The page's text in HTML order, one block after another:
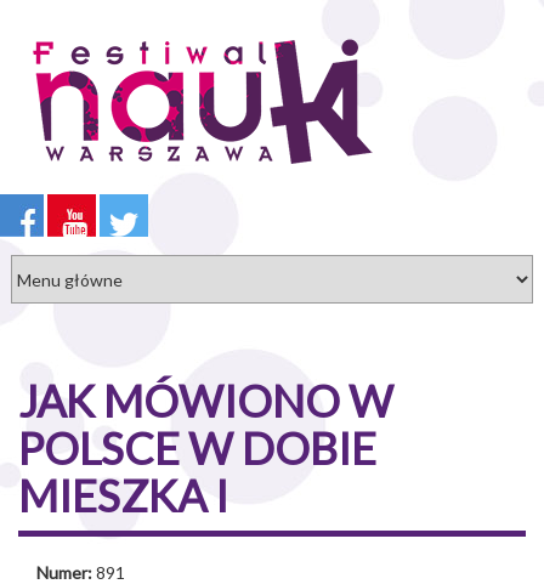
treści
JAK MÓWIONO W
POLSCE W DOBIE
MIESZKA I
Numer:891